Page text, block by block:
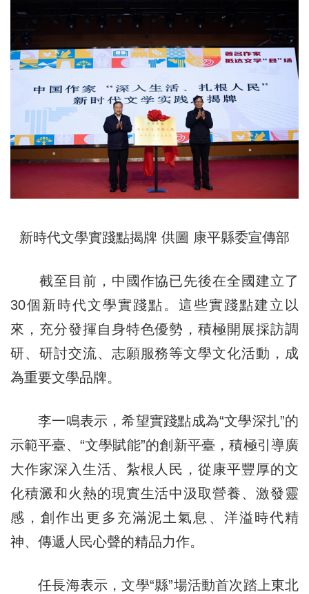
新時代文學實踐點揭牌 供圖 康平縣委宣傳部
截至目前，中國作協已先後在全國建立了
30個新時代文學實踐點。這些實踐點建立以
來，充分發揮自身特色優勢，積極開展採訪調
研、研討交流、志願服務等文學文化活動，成
為重要文學品牌。
李一鳴表示，希望實踐點成為“文學深扎”的
示範平臺、“文學賦能”的創新平臺，積極引導廣
大作家深入生活、紮根人民，從康平豐厚的文
化積澱和火熱的現實生活中汲取營養、激發靈
感，創作出更多充滿泥土氣息、洋溢時代精
神、傳遞人民心聲的精品力作。
任長海表示，文學“縣”場活動首次踏上東北